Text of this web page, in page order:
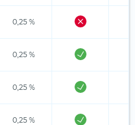
0,25 %
0,25 %
0,25 %
0,25 %